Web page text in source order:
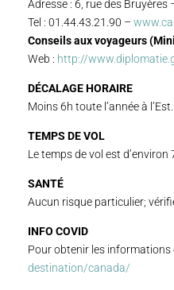
Adresse : 6, rue des
Tel : 01.44.43.21.90 –
Conseils aux voyageurs
Web : http://
DÉCALAGE HORAIRE
Moins 6h toute l’année à
TEMPS DE VOL
Le temps de vol est
SANTÉ
Aucun risque particulier;
INFO COVID
Pour obtenir les informations
destination/canada/